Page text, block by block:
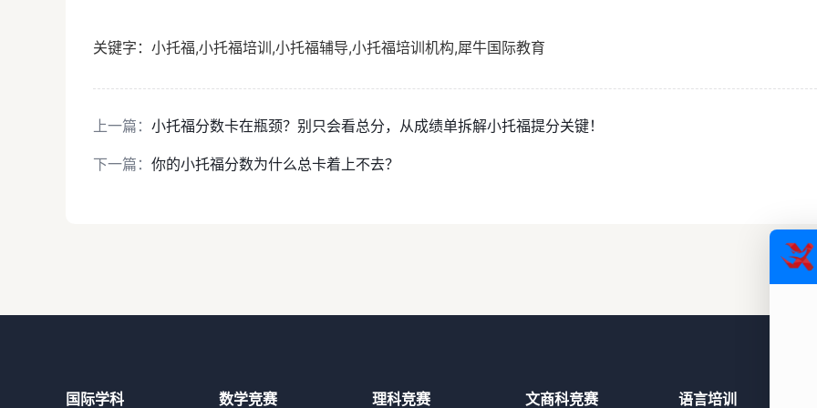
关键字： 小托福,小托福培训,小托福辅导,小托福培训机构,犀牛国际教育
上一篇： 小托福分数卡在瓶颈？别只会看总分，从成绩单拆解小托福提分关键！
下一篇： 你的小托福分数为什么总卡着上不去？
国际学科 数学竞赛 理科竞赛 文商科竞赛 语言培训